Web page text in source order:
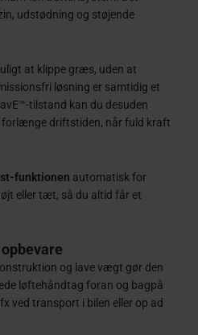
udstødning og støjende
at klippe græs, uden at
løsning er samtidig et
tilstand kan du desuden
driftstiden, når fuld kraft
funktionen automatisk for
eller tæt, så du altid får et
og lave vægt gør den
løftehåndtag foran og bagpå
ved transport i bilen eller op ad